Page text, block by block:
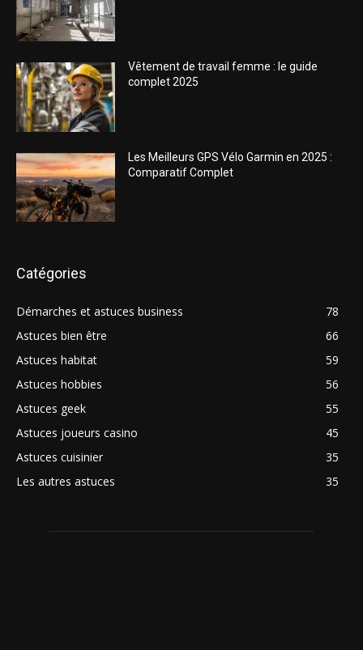
Vêtement de travail femme : le guide
complet 2025
Les Meilleurs GPS Vélo Garmin en 2025 :
Comparatif Complet
Catégories
Démarches et astuces business
78
Astuces bien être
66
Astuces habitat
59
Astuces hobbies
56
Astuces geek
55
Astuces joueurs casino
45
Astuces cuisinier
35
Les autres astuces
35